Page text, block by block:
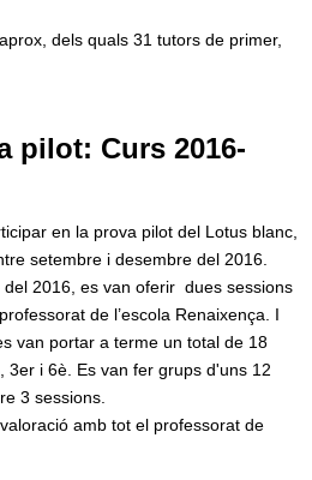
dels quals 31 tutors de primer,
pilot: Curs 2016-
en la prova pilot del Lotus blanc,
setembre i desembre del 2016.
2016, es van oferir dues sessions
de l’escola Renaixença. I
van portar a terme un total de 18
3er i 6è. Es van fer grups d'uns 12
3 sessions.
amb tot el professorat de